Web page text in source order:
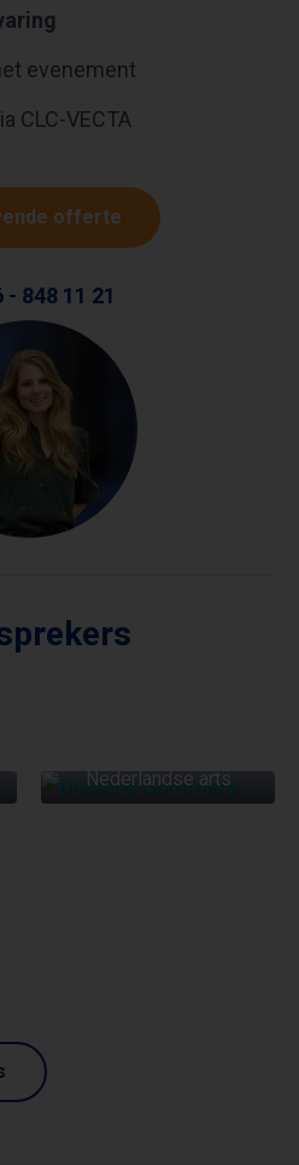
evenement
CLC-VECTA
offerte
- 848 11 21
Nederlandse arts